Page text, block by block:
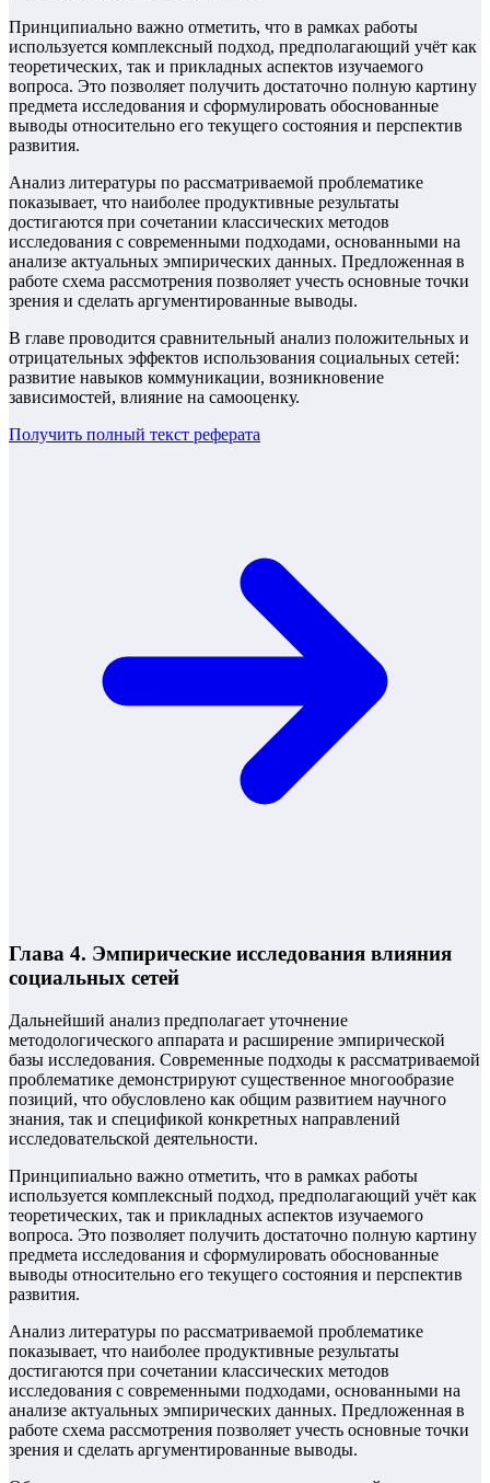
Принципиально важно отметить, что в рамках работы
используется комплексный подход, предполагающий учёт как
теоретических, так и прикладных аспектов изучаемого
вопроса. Это позволяет получить достаточно полную картину
предмета исследования и сформулировать обоснованные
выводы относительно его текущего состояния и перспектив
развития.
Анализ литературы по рассматриваемой проблематике
показывает, что наиболее продуктивные результаты
достигаются при сочетании классических методов
исследования с современными подходами, основанными на
анализе актуальных эмпирических данных. Предложенная в
работе схема рассмотрения позволяет учесть основные точки
зрения и сделать аргументированные выводы.
В главе проводится сравнительный анализ положительных и
отрицательных эффектов использования социальных сетей:
развитие навыков коммуникации, возникновение
зависимостей, влияние на самооценку.
Получить полный текст реферата
Глава 4. Эмпирические исследования влияния
социальных сетей
Дальнейший анализ предполагает уточнение
методологического аппарата и расширение эмпирической
базы исследования. Современные подходы к рассматриваемой
проблематике демонстрируют существенное многообразие
позиций, что обусловлено как общим развитием научного
знания, так и спецификой конкретных направлений
исследовательской деятельности.
Принципиально важно отметить, что в рамках работы
используется комплексный подход, предполагающий учёт как
теоретических, так и прикладных аспектов изучаемого
вопроса. Это позволяет получить достаточно полную картину
предмета исследования и сформулировать обоснованные
выводы относительно его текущего состояния и перспектив
развития.
Анализ литературы по рассматриваемой проблематике
показывает, что наиболее продуктивные результаты
достигаются при сочетании классических методов
исследования с современными подходами, основанными на
анализе актуальных эмпирических данных. Предложенная в
работе схема рассмотрения позволяет учесть основные точки
зрения и сделать аргументированные выводы.